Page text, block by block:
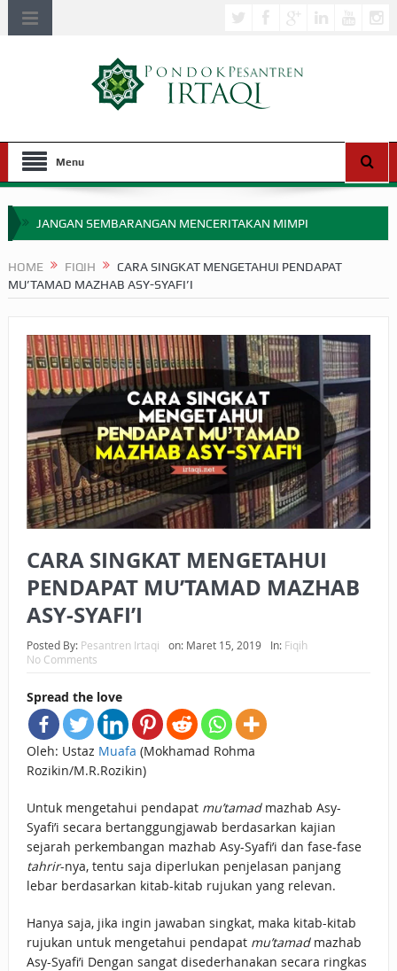
Menu
JANGAN SEMBARANGAN MENCERITAKAN MIMPI
MIMPI YANG DIABAIKAN MENJELANG PERANG BADAR
SEBELUM TIBA SAAT WAJIB?
HAKIKAT NIKMAT DI DUNIA!
BAGAIMANA CARA MEMBAYAR ZAKAT UANG?
UANG HARAM BISA MENJADI HALAL JIKA SEBAB
KEPEMILIKANNYA BERUBAH
ISTIDLAL BATIL VS ISTIDLAL SYAR’I
BAHASA CINTA KARENA ALLAH
HUKUM MEMBAYAR ZAKAT DENGAN CARA MENGANGSUR
HUKUM MEMBAYAR ZAKAT KEPADA KERABAT SENDIRI
HOME FIQIH
CARA SINGKAT MENGETAHUI PENDAPAT
MU’TAMAD MAZHAB ASY-SYAFI’I
CARA SINGKAT MENGETAHUI
PENDAPAT MU’TAMAD MAZHAB
ASY-SYAFI’I
Posted By: Pesantren Irtaqi on: Maret 15, 2019 In: Fiqih
No Comments
Spread the love
Oleh: Ustaz Muafa (Mokhamad Rohma
Rozikin/M.R.Rozikin)
Untuk mengetahui pendapat mu’tamadmazhab Asy-
Syafi’i secara bertanggungjawab berdasarkan kajian
sejarah perkembangan mazhab Asy-Syafi’i dan fase-fase
tahrir-nya, tentu saja diperlukan penjelasan panjang
lebar berdasarkan kitab-kitab rujukan yang relevan.
Hanya saja, jika ingin jawaban singkat, maka kitab-kitab
rujukan untuk mengetahui pendapat mu’tamadmazhab
Asy-Syafi’i Dengan sangat disederhanakan secara ringkas